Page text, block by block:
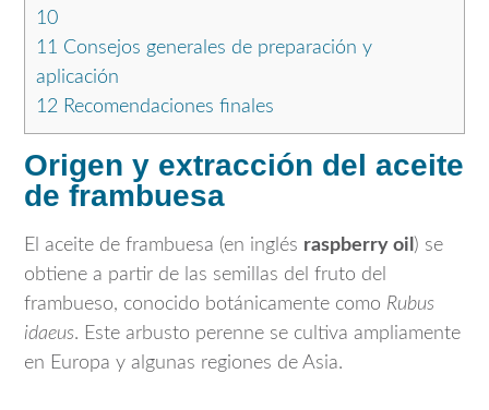
10
11 Consejos generales de preparación y
aplicación
12 Recomendaciones finales
Origen y extracción del aceite
de frambuesa
El aceite de frambuesa (en inglés raspberry oil ) se
obtiene a partir de las semillas del fruto del
frambueso, conocido botánicamente como Rubus
idaeus. Este arbusto perenne se cultiva ampliamente
en Europa y algunas regiones de Asia.